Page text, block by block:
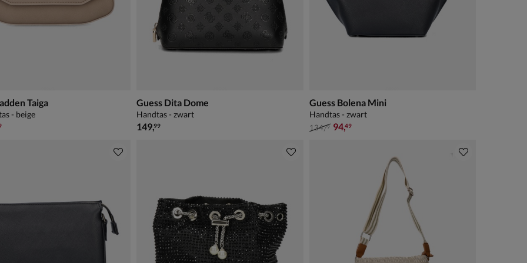
Taiga
- beige
voor € 62,99
Guess Dita Dome
Handtas - zwart
€ 149,99
149,99
Guess Bolena Mini
Handtas - zwart
van € 134,99 voor € 94,49
134,99 94,49